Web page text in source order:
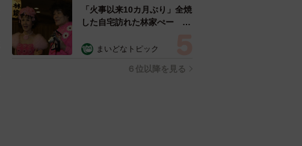
「火事以来10カ月ぶり」全焼
した自宅訪れた林家ぺー 内
ン状態の部屋に呆然
まいどなトピック
６位以降を見る